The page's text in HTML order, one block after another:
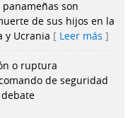
son
de sus hijos en la
y Ucrania
Leer más
o ruptura
de seguridad